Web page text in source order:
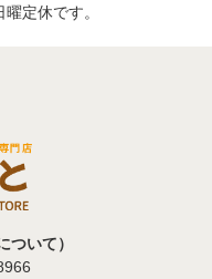
定休です。
ついて）